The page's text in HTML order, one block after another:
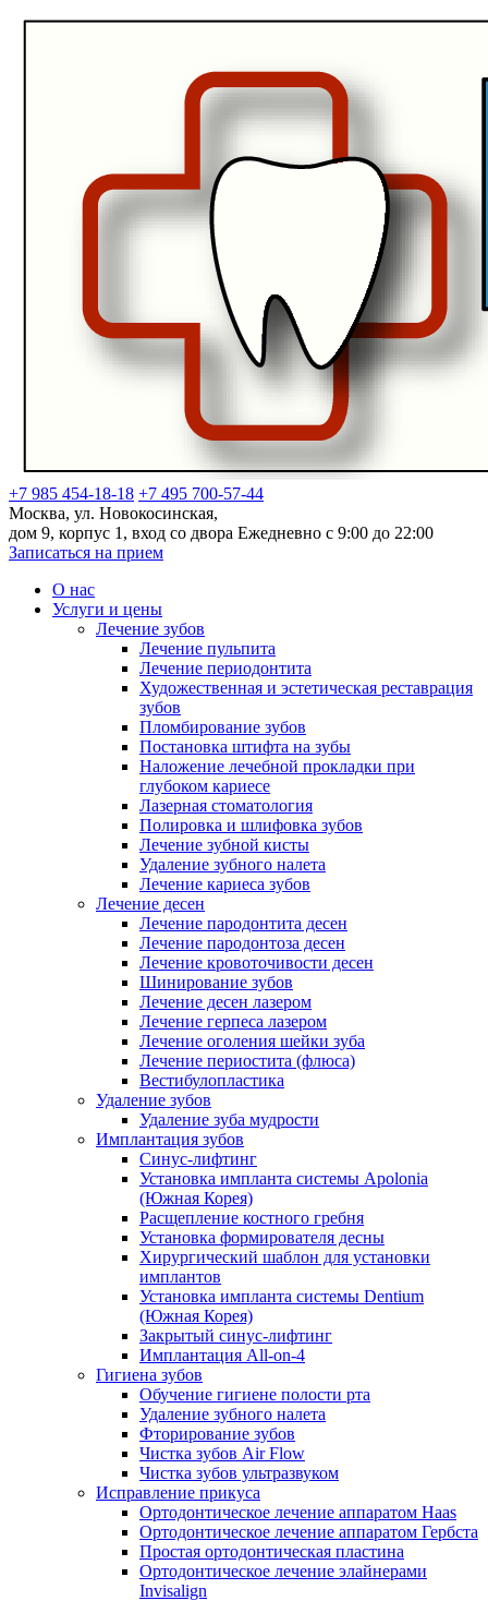
+7 985 454-18-18 +7 495 700-57-44
Москва, ул. Новокосинская,
дом 9, корпус 1, вход со двора Ежедневно с 9:00 до 22:00
Записаться на прием
О нас
Услуги и цены
Лечение зубов
Лечение пульпита
Лечение периодонтита
Художественная и эстетическая реставрация
зубов
Пломбирование зубов
Постановка штифта на зубы
Наложение лечебной прокладки при
глубоком кариесе
Лазерная стоматология
Полировка и шлифовка зубов
Лечение зубной кисты
Удаление зубного налета
Лечение кариеса зубов
Лечение десен
Лечение пародонтита десен
Лечение пародонтоза десен
Лечение кровоточивости десен
Шинирование зубов
Лечение десен лазером
Лечение герпеса лазером
Лечение оголения шейки зуба
Лечение периостита (флюса)
Вестибулопластика
Удаление зубов
Удаление зуба мудрости
Имплантация зубов
Синус-лифтинг
Установка импланта системы Apolonia
(Южная Корея)
Расщепление костного гребня
Установка формирователя десны
Хирургический шаблон для установки
имплантов
Установка импланта системы Dentium
(Южная Корея)
Закрытый синус-лифтинг
Имплантация All-on-4
Гигиена зубов
Обучение гигиене полости рта
Удаление зубного налета
Фторирование зубов
Чистка зубов Air Flow
Чистка зубов ультразвуком
Исправление прикуса
Ортодонтическое лечение аппаратом Haas
Ортодонтическое лечение аппаратом Гербста
Простая ортодонтическая пластина
Ортодонтическое лечение элайнерами
Invisalign